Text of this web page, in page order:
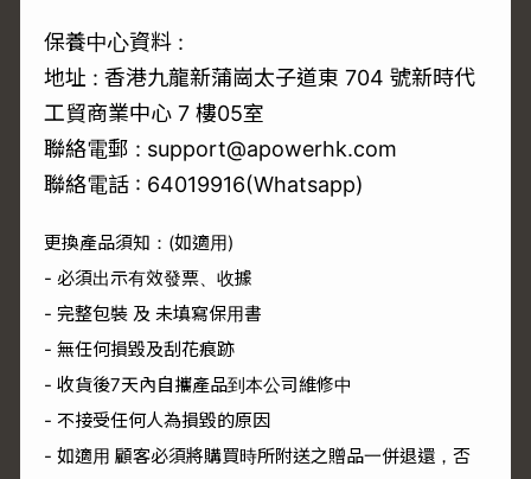
保養中心資料 :
地址 : 香港九龍新蒲崗太子道東 704 號新時代
工貿商業中心 7 樓05室
聯絡電郵 : support@apowerhk.com
聯絡電話 : 64019916(Whatsapp)
更換產品須知：(如適用)
- 必須出示有效發票、收據
- 完整包裝 及 未填寫保用書
- 無任何損毀及刮花痕跡
- 收貨後7天內自攜產品到本公司維修中
- 不接受任何人為損毀的原因
- 如適用 顧客必須將購買時所附送之贈品一併退還，否